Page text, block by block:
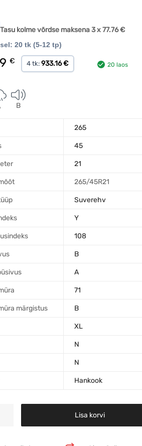
Tasu kolme võrdse maksena 3 x77.76€
20 tk (5-12 tp)
€ 4 tk:933.16 € 20 laos
B
265
45
21
265/45R21
Suverehv
Y
108
B
A
71
märgistus B
XL
N
N
Hankook
Lisa korvi